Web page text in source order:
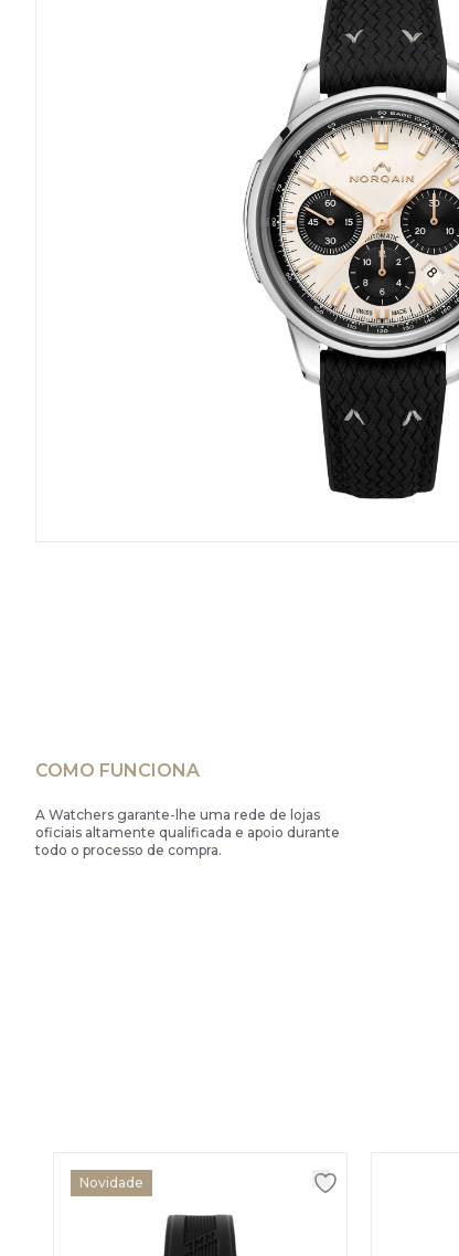
COMO FUNCIONA
A Watchers garante-lhe uma rede de lojas
oficiais altamente qualificada e apoio durante
todo o processo de compra.
Novidade